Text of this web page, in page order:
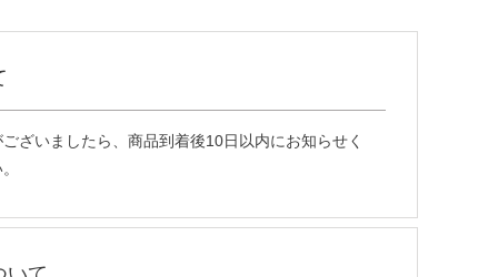
ざいましたら、商品到着後10日以内にお知らせく